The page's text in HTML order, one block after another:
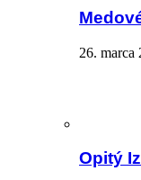
26. marca
Opitý